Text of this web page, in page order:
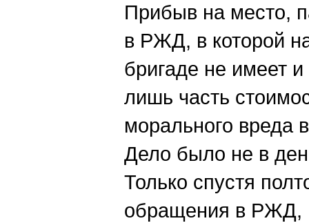
Прибыв на место,
в РЖД, в которой
бригаде не имеет
лишь часть
морального вреда
Дело было не в
Только спустя
обращения в РЖД,